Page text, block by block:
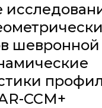
CCM+